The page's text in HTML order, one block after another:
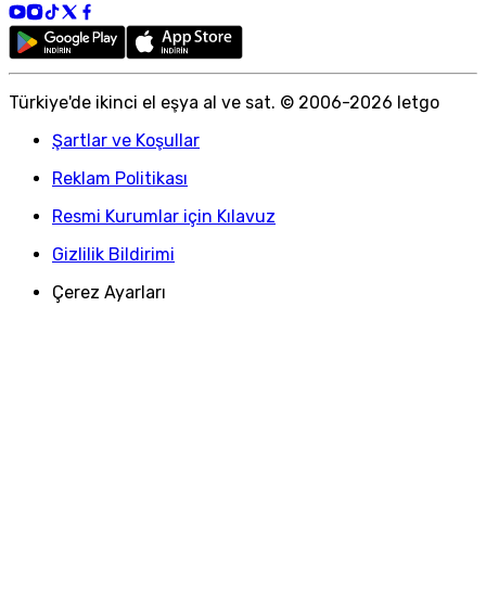
Türkiye'de ikinci el eşya al ve sat. © 2006-2026 letgo
Şartlar ve Koşullar
Reklam Politikası
Resmi Kurumlar için Kılavuz
Gizlilik Bildirimi
Çerez Ayarları